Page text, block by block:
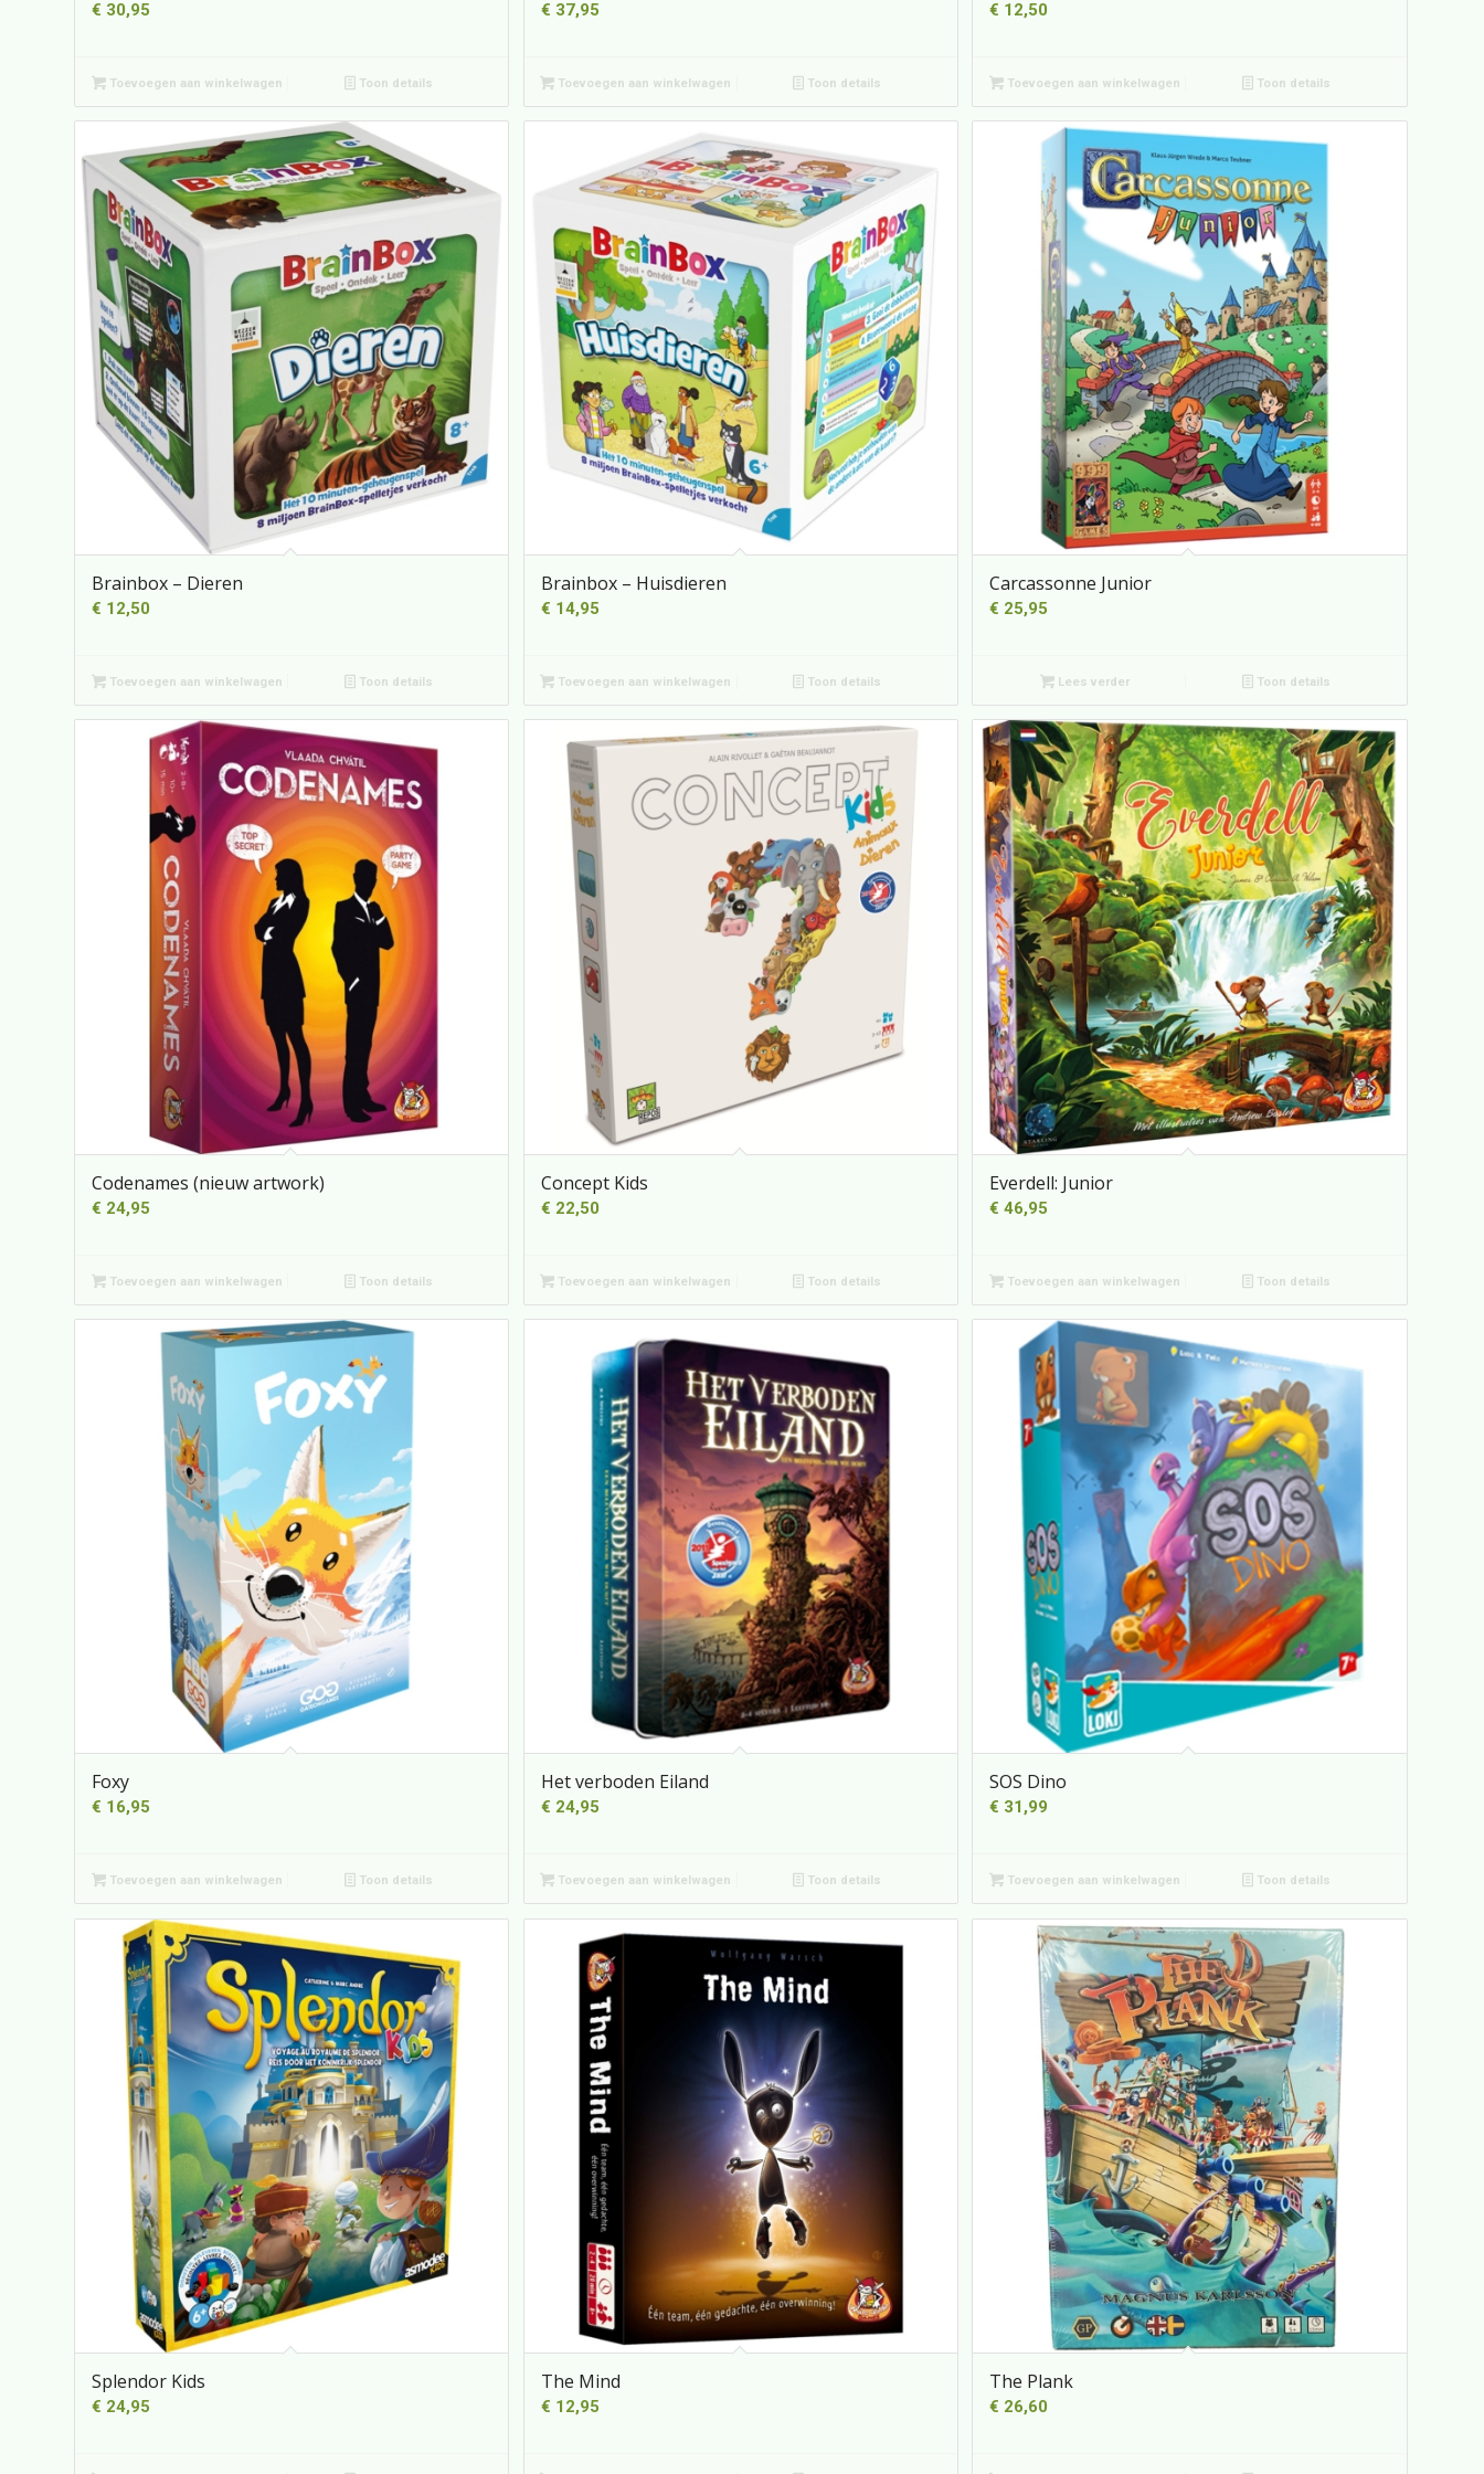
€ 30,95
Toevoegen aan winkelwagen Toon details
€ 37,95
Toevoegen aan winkelwagen Toon details
€ 12,50
Toevoegen aan winkelwagen Toon details
Brainbox – Dieren
€ 12,50
Toevoegen aan winkelwagen Toon details
Brainbox – Huisdieren
€ 14,95
Toevoegen aan winkelwagen Toon details
Carcassonne Junior
€ 25,95
Lees verder Toon details
Codenames (nieuw artwork)
€ 24,95
Toevoegen aan winkelwagen Toon details
Concept Kids
€ 22,50
Toevoegen aan winkelwagen Toon details
Everdell: Junior
€ 46,95
Toevoegen aan winkelwagen Toon details
Foxy
€ 16,95
Toevoegen aan winkelwagen Toon details
Het verboden Eiland
€ 24,95
Toevoegen aan winkelwagen Toon details
SOS Dino
€ 31,99
Toevoegen aan winkelwagen Toon details
Splendor Kids
€ 24,95
The Mind
€ 12,95
The Plank
€ 26,60